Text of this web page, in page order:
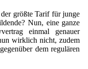
größte Tarif für junge
Nun, eine ganze
einmal genauer
wirklich nicht, zudem
dem regulären